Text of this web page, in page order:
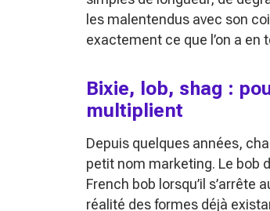
les malentendus avec son
exactement ce que l’on a en
Bixie, lob, shag :
multiplient
Depuis quelques années,
petit nom marketing. Le bob
French bob lorsqu’il
réalité des formes déjà